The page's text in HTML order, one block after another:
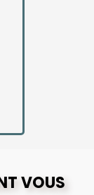
VOUS